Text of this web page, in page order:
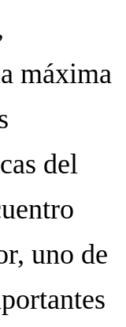
máxima
del
uno de